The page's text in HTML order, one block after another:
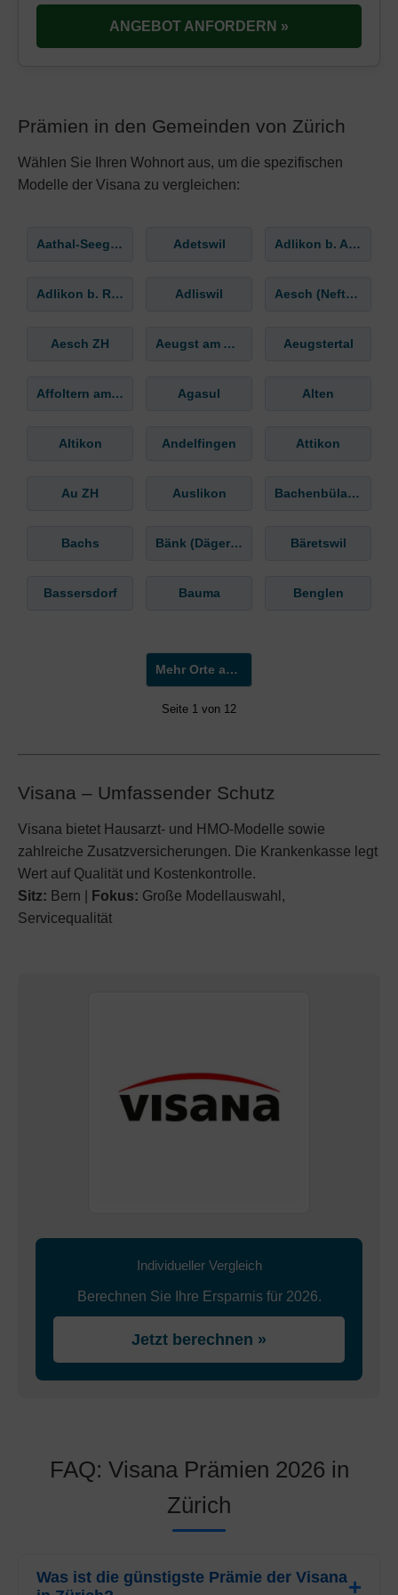
ANGEBOT ANFORDERN »
Prämien in den Gemeinden von Zürich
Wählen Sie Ihren Wohnort aus, um die spezifischen
Modelle der Visana zu vergleichen:
Aathal-Seegräben Adetswil Adlikon b. Andelfingen
Adlikon b. Regensdorf Adliswil Aesch (Neftenbach)
Aesch ZH Aeugst am Albis Aeugstertal
Affoltern am Albis Agasul Alten
Altikon Andelfingen Attikon
Au ZH Auslikon Bachenbülach
Bachs Bänk (Dägerlen) Bäretswil
Bassersdorf Bauma Benglen
Mehr Orte anzeigen »
Seite 1 von 12
Visana – Umfassender Schutz
Visana bietet Hausarzt- und HMO-Modelle sowie
zahlreiche Zusatzversicherungen. Die Krankenkasse legt
Wert auf Qualität und Kostenkontrolle.
Sitz: Bern | Fokus: Große Modellauswahl,
Servicequalität
Individueller Vergleich
Berechnen Sie Ihre Ersparnis für 2026.
Jetzt berechnen »
FAQ: Visana Prämien 2026 in
Zürich
Was ist die günstigste Prämie der Visana